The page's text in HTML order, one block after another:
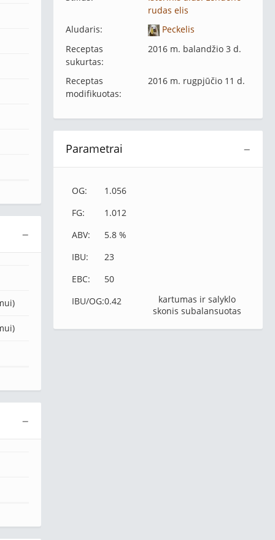
rudas elis
Aludaris:
Peckelis
Receptas
sukurtas:
2016 m. balandžio 3 d.
Receptas
modifikuotas:
2016 m. rugpjūčio 11 d.
−
Parametrai
OG:
1.056
FG:
1.012
ABV:
5.8 %
IBU:
23
EBC:
50
IBU/OG:0.42
kartumas ir salyklo
skonis subalansuotas
−
−